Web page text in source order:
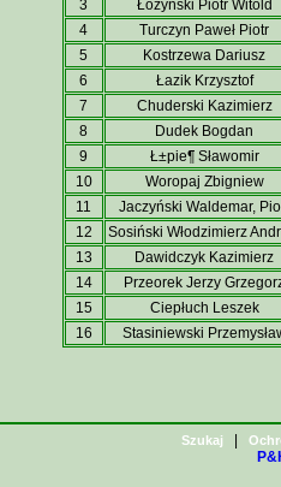
3
Łożyński Piotr Witold
4
Turczyn Paweł Piotr
5
Kostrzewa Dariusz
6
Łazik Krzysztof
7
Chuderski Kazimierz
8
Dudek Bogdan
9
Ł±pie¶ Sławomir
10
Woropaj Zbigniew
11
Jaczyński Waldemar,
12
Sosiński Włodzimierz
13
Dawidczyk Kazimierz
14
Przeorek Jerzy
15
Ciepłuch Leszek
16
Stasiniewski
Szukaj